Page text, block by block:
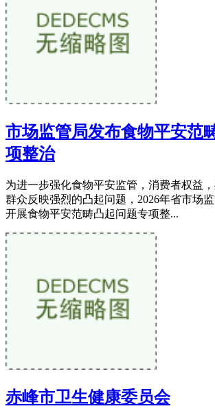
市场监管局发布食物平安范
项整治
为进一步强化食物平安监管，消费者权益
群众反映强烈的凸起问题，2026年省市场
开展食物平安范畴凸起问题专项整...
赤峰市卫生健康委员会